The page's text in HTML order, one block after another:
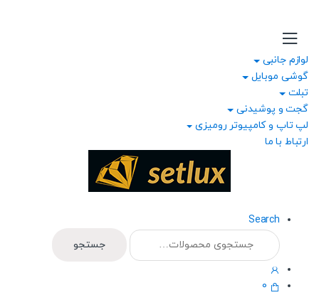
navigation
content
لوازم جانبی
گوشی موبایل
تبلت
گجت و پوشیدنی
لپ تاپ و کامپیوتر رومیزی
ارتباط با ما
Search
جستجو
برای:
جستجو
0